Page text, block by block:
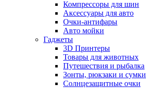
Компрессоры для шин
Аксессуары для авто
Очки-антифары
Авто мойки
Гаджеты
3D Принтеры
Товары для животных
Путешествия и рыбалка
Зонты, рюкзаки и сумки
Солнцезащитные очки